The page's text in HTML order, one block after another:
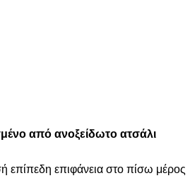
από ανοξείδωτο ατσάλι
επίπεδη επιφάνεια στο πίσω μέρος